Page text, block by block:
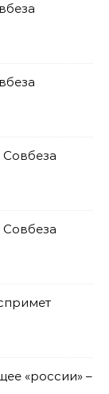
«россии» –